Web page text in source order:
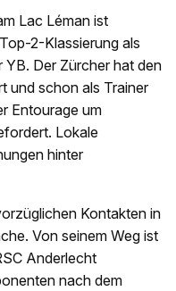
Lac Léman ist
2-Klassierung als
Der Zürcher hat den
und schon als Trainer
Entourage um
Lokale
hinter
Kontakten in
Von seinem Weg ist
Anderlecht
nach dem